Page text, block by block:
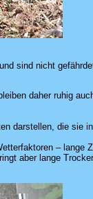
sind nicht
daher ruhig
darstellen, die sie
– lange
aber lange